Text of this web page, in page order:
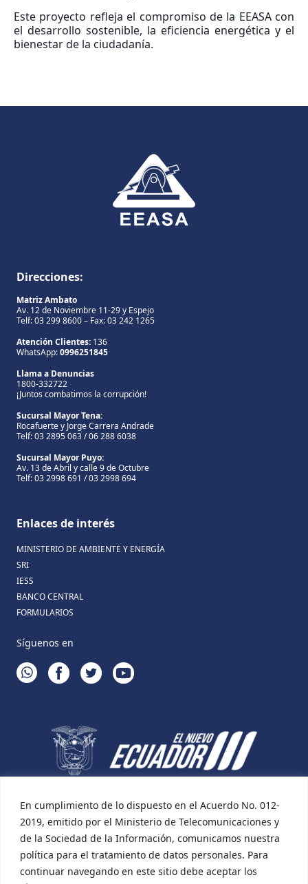
En cumplimiento de lo dispuesto en el Acuerdo No. 012-
2019, emitido por el Ministerio de Telecomunicaciones y
de la Sociedad de la Información, comunicamos nuestra
política para el tratamiento de datos personales. Para
continuar navegando en este sitio debe aceptar los
Este proyecto refleja el compromiso de la EEASA con
el desarrollo sostenible, la eficiencia energética y el
bienestar de la ciudadanía.
Direcciones:
Matriz Ambato
Av. 12 de Noviembre 11-29 y Espejo
Telf: 03 299 8600 – Fax: 03 242 1265
Atención Clientes: 136
WhatsApp:0996251845
Llama a Denuncias
1800-332722
¡Juntos combatimos la corrupción!
Sucursal Mayor Tena:
Rocafuerte y Jorge Carrera Andrade
Telf: 03 2895 063 / 06 288 6038
Sucursal Mayor Puyo:
Av. 13 de Abril y calle 9 de Octubre
Telf: 03 2998 691 / 03 2998 694
Enlaces de interés
MINISTERIO DE AMBIENTE Y ENERGÍA
SRI
IESS
BANCO CENTRAL
FORMULARIOS
Síguenos en
WHATSAPPFACEBOOKTWITTERYOUTUBE